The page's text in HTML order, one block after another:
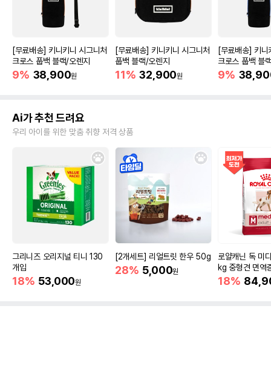
[무료배송] 키니키니 시그니처
크로스 풉백 블랙/오렌지
9% 38,900원
[무료배송] 키니키니 시그니처
풉백 블랙/오렌지
11% 32,900원
[무료배송] 키니
크로스 풉백 블
9%
Ai가 추천 드려요
우리 아이를 위한 맞춤 취향 저격 상품
그리니즈 오리지널 티니 130
개입
18% 53,000원
[2개세트] 리얼트릿 한우 50g
28% 5,000원
로얄캐닌 독 미
kg 중형견 면역
18%